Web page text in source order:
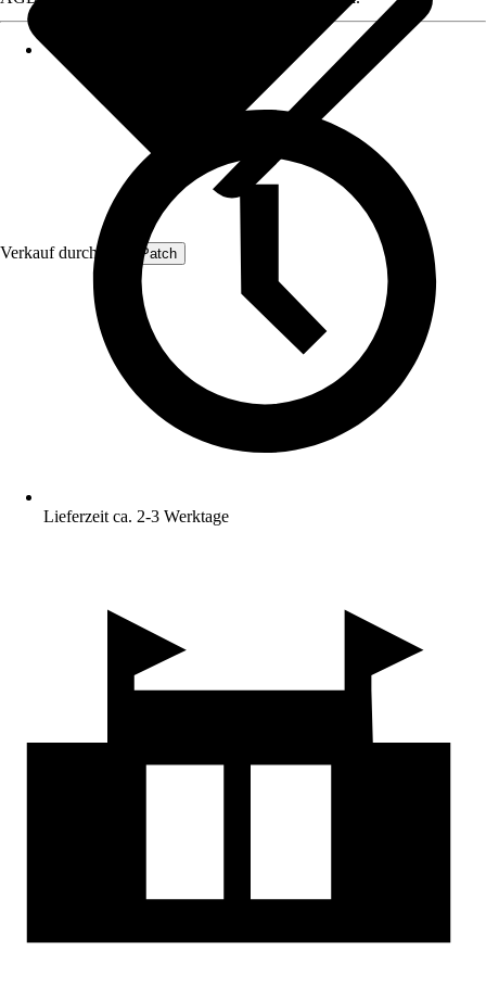
Verkauf durch: ProfiPatch
Lieferzeit ca. 2-3 Werktage